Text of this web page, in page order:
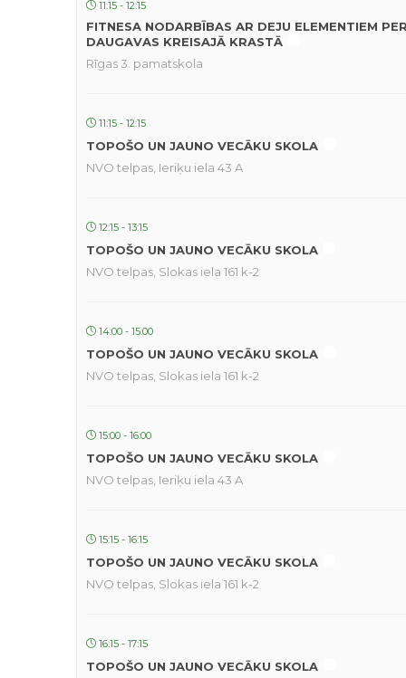
11:15 - 12:15
FITNESA NODARBĪBAS AR DEJU ELEMENTIEM
DAUGAVAS KREISAJĀ KRASTĀ
Rīgas 3. pamatskola
11:15 - 12:15
TOPOŠO UN JAUNO VECĀKU SKOLA
NVO telpas, Ieriķu iela 43 A
12:15 - 13:15
TOPOŠO UN JAUNO VECĀKU SKOLA
NVO telpas, Slokas iela 161 k-2
14:00 - 15:00
TOPOŠO UN JAUNO VECĀKU SKOLA
NVO telpas, Slokas iela 161 k-2
15:00 - 16:00
TOPOŠO UN JAUNO VECĀKU SKOLA
NVO telpas, Ieriķu iela 43 A
15:15 - 16:15
TOPOŠO UN JAUNO VECĀKU SKOLA
NVO telpas, Slokas iela 161 k-2
16:15 - 17:15
TOPOŠO UN JAUNO VECĀKU SKOLA